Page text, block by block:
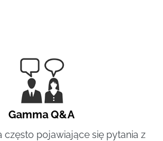
Gamma Q&A
często pojawiające się pytania z